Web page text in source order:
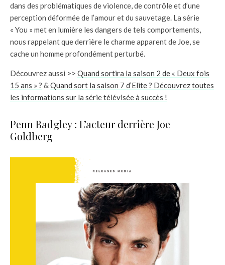
dans des problématiques de violence, de contrôle et d’une
perception déformée de l’amour et du sauvetage. La série
« You » met en lumière les dangers de tels comportements,
nous rappelant que derrière le charme apparent de Joe, se
cache un homme profondément perturbé.
Découvrez aussi >> Quand sortira la saison 2 de « Deux fois
15 ans » ? &Quand sort la saison 7 d’Elite ? Découvrez toutes
les informations sur la série télévisée à succès !
Penn Badgley : L’acteur derrière Joe
Goldberg